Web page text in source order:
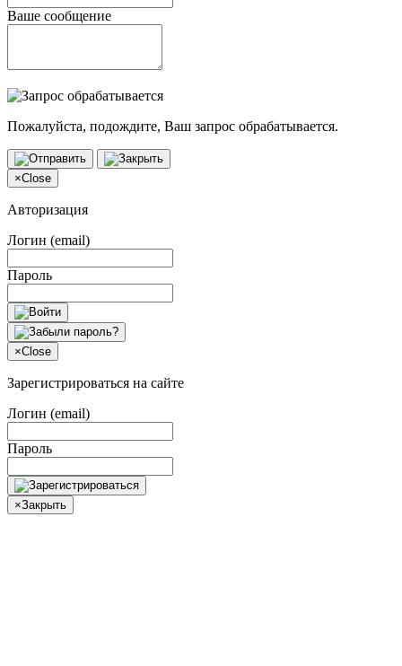
Ваше сообщение
Пожалуйста, подождите, Ваш запрос обрабатывается.
×Close
Авторизация
Логин (email)
Пароль
×Close
Зарегистрироваться на сайте
Логин (email)
Пароль
×Закрыть